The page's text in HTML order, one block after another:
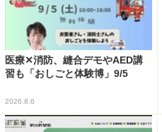
医療✕消防、縫合デモやAED講
習も「おしごと体験博」9/5
2026.8.6